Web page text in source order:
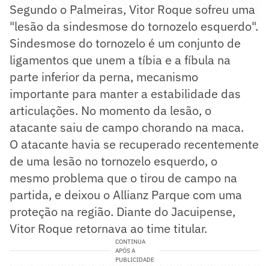
Segundo o Palmeiras, Vitor Roque sofreu uma
"lesão da sindesmose do tornozelo esquerdo".
Sindesmose do tornozelo é um conjunto de
ligamentos que unem a tíbia e a fíbula na
parte inferior da perna, mecanismo
importante para manter a estabilidade das
articulações. No momento da lesão, o
atacante saiu de campo chorando na maca.
O atacante havia se recuperado recentemente
de uma lesão no tornozelo esquerdo, o
mesmo problema que o tirou de campo na
partida, e deixou o Allianz Parque com uma
proteção na região. Diante do Jacuipense,
Vitor Roque retornava ao time titular.
CONTINUA
APÓS A
PUBLICIDADE